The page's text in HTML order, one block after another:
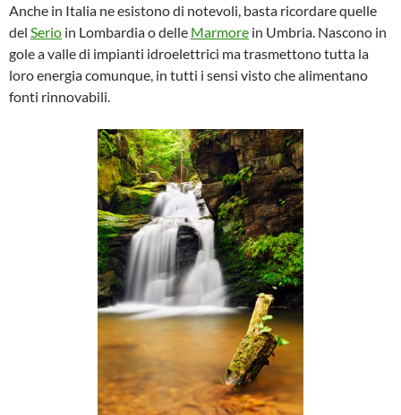
Anche in Italia ne esistono di notevoli, basta ricordare quelle
del Serio in Lombardia o delle Marmore in Umbria. Nascono in
gole a valle di impianti idroelettrici ma trasmettono tutta la
loro energia comunque, in tutti i sensi visto che alimentano
fonti rinnovabili.